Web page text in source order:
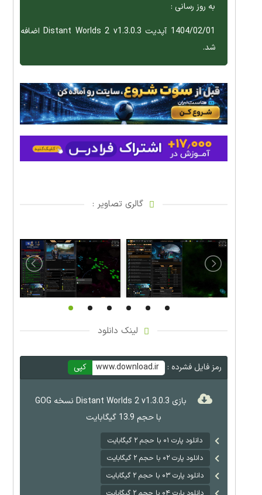
به روز رسانی :
1404/02/01 آپدیت Distant Worlds 2 v1.3.0.3 اضافه
شد.
گالری تصاویر :
لینک دانلود
رمز فایل فشرده : www.download.ir کپی
بازی Distant Worlds 2 v1.3.0.3 نسخه GOG
با حجم 13.9 گیگابایت
دانلود پارت ۰۱ با حجم ۲ گیگابایت
دانلود پارت ۰۲ با حجم ۲ گیگابایت
دانلود پارت ۰۳ با حجم ۲ گیگابایت